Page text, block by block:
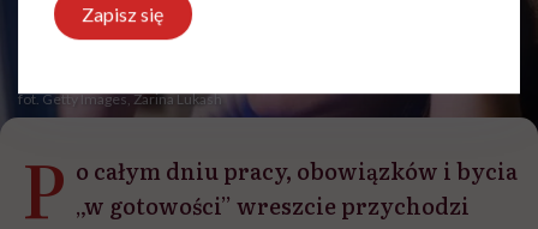
fot. Getty Images, Zarina Lukash
P o całym dniu pracy, obowiązków i bycia
„w gotowości” wreszcie przychodzi
Zapisz się